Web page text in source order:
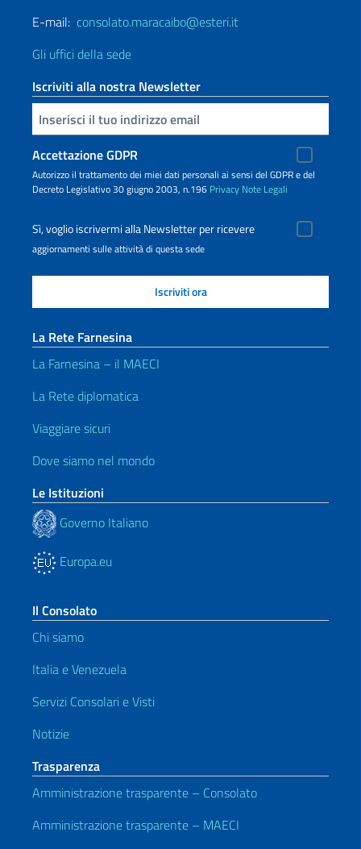
E-mail: consolato.maracaibo@esteri.it
Gli uffici della sede
Iscriviti alla nostra Newsletter
Inserisci la tua email
Accettazione GDPR
Autorizzo il trattamento dei miei dati personali ai sensi del GDPR e del
Decreto Legislativo 30 giugno 2003, n.196 Privacy Note Legali
Sì, voglio iscrivermi alla Newsletter per ricevere
aggiornamenti sulle attività di questa sede
La Rete Farnesina
La Farnesina – il MAECI
La Rete diplomatica
Viaggiare sicuri
Dove siamo nel mondo
Le Istituzioni
Governo Italiano
Europa.eu
Il Consolato
Chi siamo
Italia e Venezuela
Servizi Consolari e Visti
Notizie
Trasparenza
Amministrazione trasparente – Consolato
Amministrazione trasparente – MAECI